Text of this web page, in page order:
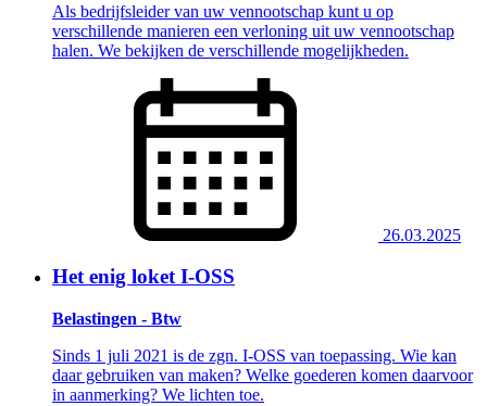
Als bedrijfsleider van uw vennootschap kunt u op
verschillende manieren een verloning uit uw vennootschap
halen. We bekijken de verschillende mogelijkheden.
26.03.2025
Het enig loket I-OSS
Belastingen - Btw
Sinds 1 juli 2021 is de zgn. I-OSS van toepassing. Wie kan
daar gebruiken van maken? Welke goederen komen daarvoor
in aanmerking? We lichten toe.